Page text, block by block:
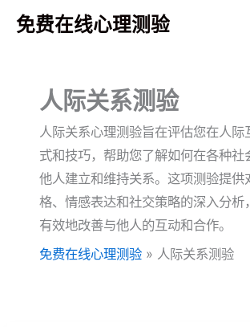
免费在线心理测验
人际关系测验
人际关系心理测验旨在评估您在人际
式和技巧，帮助您了解如何在各种社
他人建立和维持关系。这项测验提供
格、情感表达和社交策略的深入分析
有效地改善与他人的互动和合作。
免费在线心理测验 » 人际关系测验